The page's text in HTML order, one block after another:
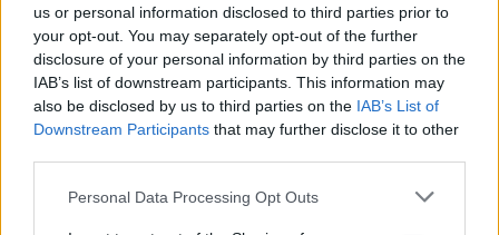
us or personal information disclosed to third parties prior to
your opt-out. You may separately opt-out of the further
disclosure of your personal information by third parties on the
IAB’s list of downstream participants. This information may
also be disclosed by us to third parties on the IAB’s List of
Downstream Participants that may further disclose it to other
Please note that this website/app uses one or more Google
Personal Data Processing Opt Outs
címszerepét alakító Kelsey Grammer lett.
A televíziós musical és komédiasorozatok
kategória legjobb színésze Matt Leblanc lett
(Sikersorozat), a nőknél pedig Laura Dernt
részesítették ebben az elismerésben, a
sorozatok ezen kategóriájában a